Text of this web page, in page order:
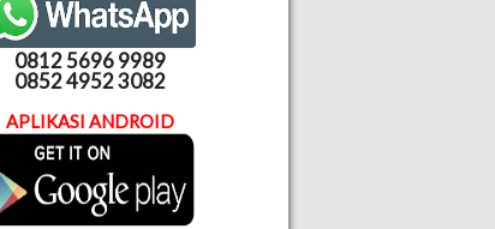
0812 5696 9989
0852 4952 3082
APLIKASI ANDROID